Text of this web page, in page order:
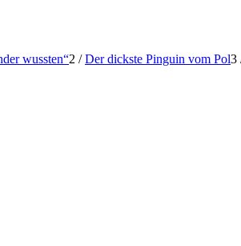
wussten“2 / Der dickste Pinguin vom Pol3